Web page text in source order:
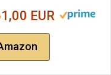
EUR